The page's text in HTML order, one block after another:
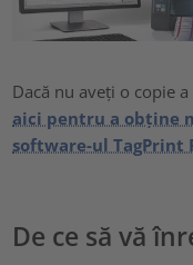
Dacă nu aveți o copie
aici pentru a obține
software-ul TagPrint
De ce să vă